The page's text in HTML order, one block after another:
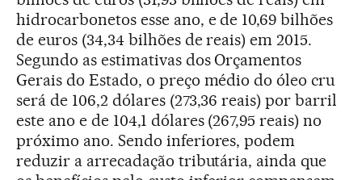
hidrocarbonetos esse ano, e de 10,69 bilhões
de euros (34,34 bilhões de reais) em 2015.
Segundo as estimativas dos Orçamentos
Gerais do Estado, o preço médio do óleo cru
será de 106,2 dólares (273,36 reais) por barril
este ano e de 104,1 dólares (267,95 reais) no
próximo ano. Sendo inferiores, podem
reduzir a arrecadação tributária, ainda que